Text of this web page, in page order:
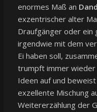
enormes Maß an
exzentrischer alter
Draufgänger oder ein
irgendwie mit dem
Ei haben soll,
trumpft immer wieder
Ideen auf und
exzellente Mischung
Weitererzählung der